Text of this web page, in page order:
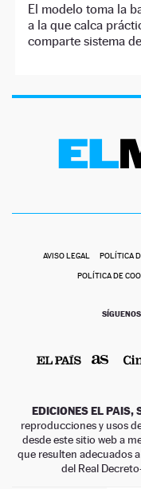
El modelo toma la
a la que calca
comparte sistema
AVISO LEGAL POLÍTICA
POLÍTICA DE
EDICIONES EL PAIS,
reproducciones y usos
desde este sitio web a
que resulten adecuados
del Real